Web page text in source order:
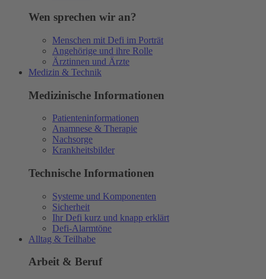
Wen sprechen wir an?
Menschen mit Defi im Porträt
Angehörige und ihre Rolle
Ärztinnen und Ärzte
Medizin & Technik
Medizinische Informationen
Patienteninformationen
Anamnese & Therapie
Nachsorge
Krankheitsbilder
Technische Informationen
Systeme und Komponenten
Sicherheit
Ihr Defi kurz und knapp erklärt
Defi-Alarmtöne
Alltag & Teilhabe
Arbeit & Beruf